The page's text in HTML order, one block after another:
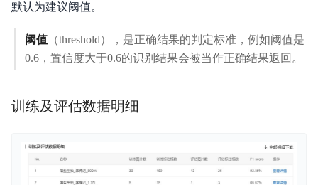
默认为建议阈值。
阈值 （threshold），是正确结果的判定标准，例如阈值是
0.6，置信度大于0.6的识别结果会被当作正确结果返回。
训练及评估数据明细